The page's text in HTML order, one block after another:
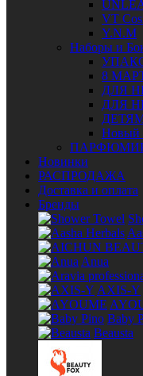
VT
Y.N.M
Наборы и
8
ДЛЯ
ДЛЯ
Новый
Новинки
РАСПРОДАЖА
Доставка и оплата
Бренды
Anua
AXIS-Y
Baby
Beausta